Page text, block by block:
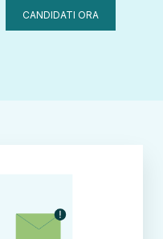
CANDIDATI ORA